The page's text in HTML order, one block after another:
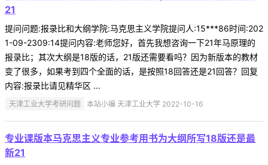
21
提问问题:报录比和大纲学院:马克思主义学院提问人:15***86时间:202
1-09-2309:14提问内容:老师您好，首先我想咨询一下21年马原理的
报录比；其次大纲是18版的话，21版还需要看吗？因为新版本的教材
变了很多，如果考到四个全面的话，是按照18回答还是21回答？回复
内容:报录比请见精华区 ...
天津工业大学考研问题 本站小编 天津工业大学 2022-10-16
专业课版本马克思主义专业参考用书为大纲所写18版还是最
新21